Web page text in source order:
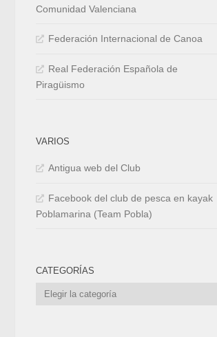
Comunidad Valenciana
Federación Internacional de Canoa
Real Federación Española de
Piragüismo
VARIOS
Antigua web del Club
Facebook del club de pesca en kayak
Poblamarina (Team Pobla)
CATEGORÍAS
Categorías